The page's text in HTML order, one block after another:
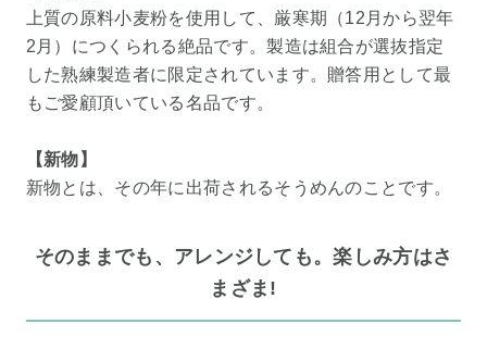
上質の原料小麦粉を使用して、厳寒期（12月から翌年
2月）につくられる絶品です。製造は組合が選抜指定
した熟練製造者に限定されています。贈答用として最
もご愛顧頂いている名品です。
【新物】
新物とは、その年に出荷されるそうめんのことです。
そのままでも、アレンジしても。楽しみ方はさ
まざま!